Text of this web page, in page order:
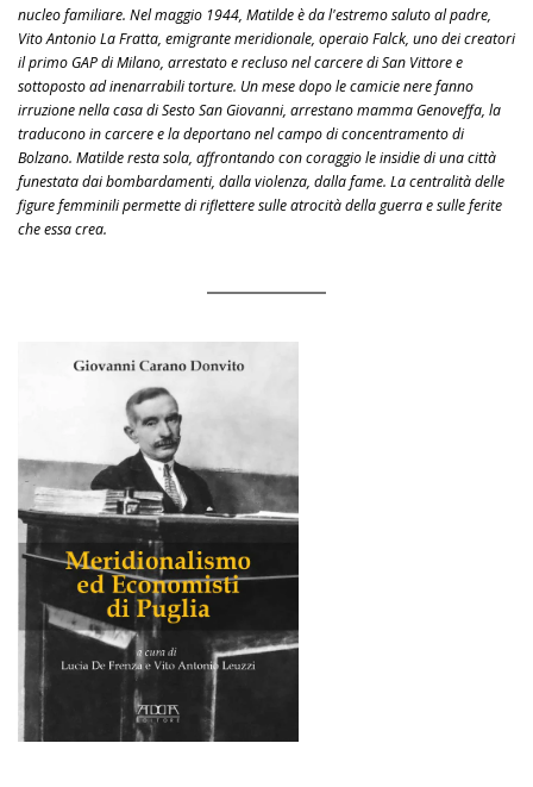
nucleo familiare. Nel maggio 1944, Matilde è da l'estremo saluto al padre,
Vito Antonio La Fratta, emigrante meridionale, operaio Falck, uno dei creatori
il primo GAP di Milano, arrestato e recluso nel carcere di San Vittore e
sottoposto ad inenarrabili torture. Un mese dopo le camicie nere fanno
irruzione nella casa di Sesto San Giovanni, arrestano mamma Genoveffa, la
traducono in carcere e la deportano nel campo di concentramento di
Bolzano. Matilde resta sola, affrontando con coraggio le insidie di una città
funestata dai bombardamenti, dalla violenza, dalla fame. La centralità delle
figure femminili permette di riflettere sulle atrocità della guerra e sulle ferite
che essa crea.